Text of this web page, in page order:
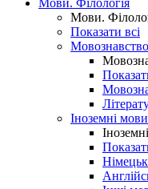
Мови. Філологія
Мови.
Показати всі
Іноземні мови